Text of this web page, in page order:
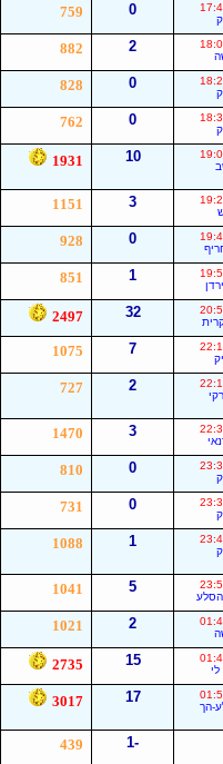
0
759
2
882
0
828
0
762
10
1931
3
1151
0
928
1
851
32
2497
7
1075
2
727
3
1470
0
810
0
731
1
1088
5
1041
2
1021
15
2735
הך
17
3017
-1
439